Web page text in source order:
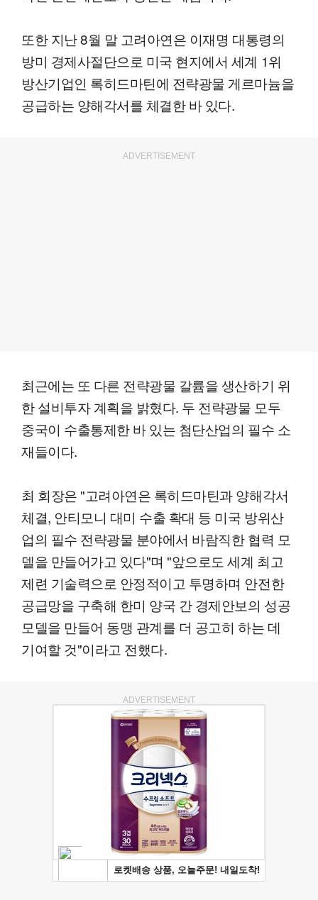
또한 지난 8월 말 고려아연은 이재명 대통령의
방미 경제사절단으로 미국 현지에서 세계 1위
방산기업인 록히드마틴에 전략광물 게르마늄을
공급하는 양해각서를 체결한 바 있다.
ADVERTISEMENT
최근에는 또 다른 전략광물 갈륨을 생산하기 위
한 설비투자 계획을 밝혔다. 두 전략광물 모두
중국이 수출통제한 바 있는 첨단산업의 필수 소
재들이다.
최 회장은 "고려아연은 록히드마틴과 양해각서
체결, 안티모니 대미 수출 확대 등 미국 방위산
업의 필수 전략광물 분야에서 바람직한 협력 모
델을 만들어가고 있다"며 "앞으로도 세계 최고
제련 기술력으로 안정적이고 투명하며 안전한
공급망을 구축해 한미 양국 간 경제안보의 성공
모델을 만들어 동맹 관계를 더 공고히 하는 데
기여할 것"이라고 전했다.
ADVERTISEMENT